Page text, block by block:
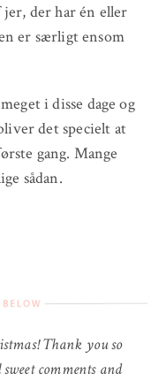
der har én eller
er særligt ensom
i disse dage og
det specielt at
gang. Mange
sådan.
Thank you so
comments and